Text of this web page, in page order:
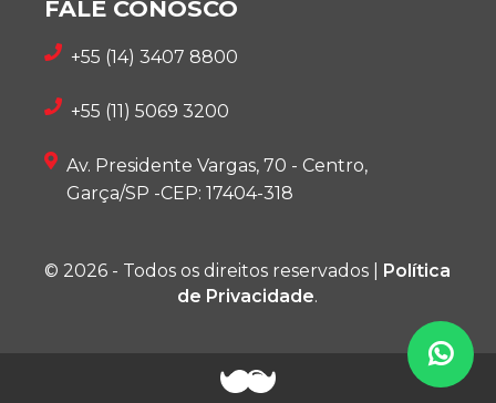
FALE CONOSCO
+55 (14) 3407 8800
+55 (11) 5069 3200
Av. Presidente Vargas, 70 - Centro,
Garça/SP -CEP: 17404-318
© 2026 - Todos os direitos reservados |
Política
de Privacidade.